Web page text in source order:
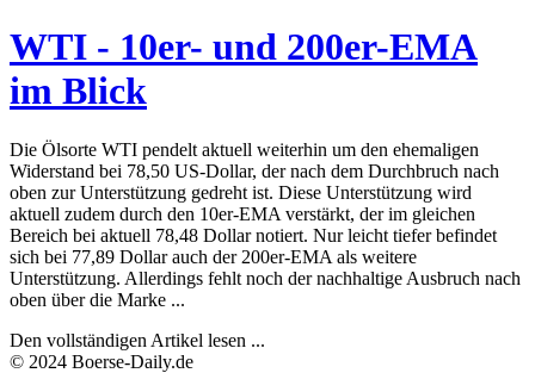
WTI - 10er- und 200er-EMA
im Blick
Die Ölsorte WTI pendelt aktuell weiterhin um den ehemaligen
Widerstand bei 78,50 US-Dollar, der nach dem Durchbruch nach
oben zur Unterstützung gedreht ist. Diese Unterstützung wird
aktuell zudem durch den 10er-EMA verstärkt, der im gleichen
Bereich bei aktuell 78,48 Dollar notiert. Nur leicht tiefer befindet
sich bei 77,89 Dollar auch der 200er-EMA als weitere
Unterstützung. Allerdings fehlt noch der nachhaltige Ausbruch nach
oben über die Marke ...
Den vollständigen Artikel lesen ...
© 2024 Boerse-Daily.de